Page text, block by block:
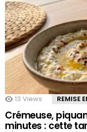
13 Views REMISE
Crémeuse,
minutes : cette